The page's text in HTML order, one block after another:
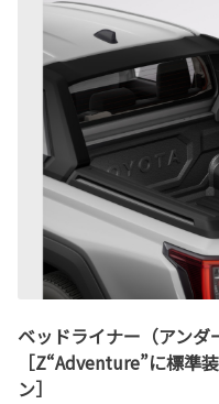
ベッドライナー（アンダ
［Z“Adventure”に標準
ン］